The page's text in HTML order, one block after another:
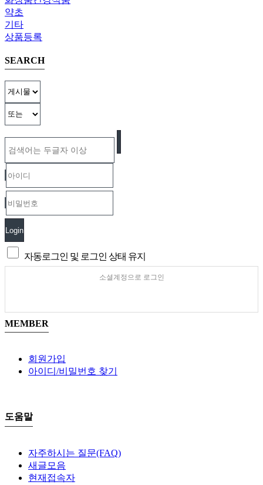
약초
기타
상품등록
SEARCH
Login
자동로그인 및 로그인 상태 유지
소셜계정으로 로그인
MEMBER
회원가입
아이디/비밀번호 찾기
도움말
자주하시는 질문(FAQ)
새글모음
현재접속자